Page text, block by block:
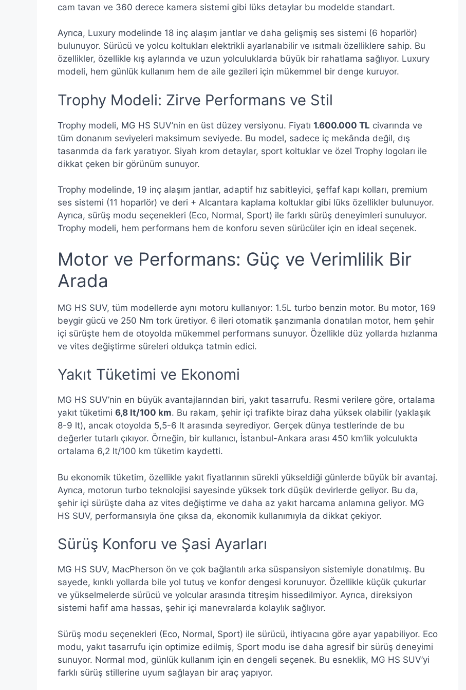
cam tavan ve 360 derece kamera sistemi gibi lüks detaylar bu modelde standart.
Ayrıca, Luxury modelinde 18 inç alaşım jantlar ve daha gelişmiş ses sistemi (6 hoparlör)
bulunuyor. Sürücü ve yolcu koltukları elektrikli ayarlanabilir ve ısıtmalı özelliklere sahip. Bu
özellikler, özellikle kış aylarında ve uzun yolculuklarda büyük bir rahatlama sağlıyor. Luxury
modeli, hem günlük kullanım hem de aile gezileri için mükemmel bir denge kuruyor.
Trophy Modeli: Zirve Performans ve Stil
Trophy modeli, MG HS SUV’nin en üst düzey versiyonu. Fiyatı 1.600.000 TL civarında ve
tüm donanım seviyeleri maksimum seviyede. Bu model, sadece iç mekânda değil, dış
tasarımda da fark yaratıyor. Siyah krom detaylar, sport koltuklar ve özel Trophy logoları ile
dikkat çeken bir görünüm sunuyor.
Trophy modelinde, 19 inç alaşım jantlar, adaptif hız sabitleyici, şeffaf kapı kolları, premium
ses sistemi (11 hoparlör) ve deri + Alcantara kaplama koltuklar gibi lüks özellikler bulunuyor.
Ayrıca, sürüş modu seçenekleri (Eco, Normal, Sport) ile farklı sürüş deneyimleri sunuluyor.
Trophy modeli, hem performans hem de konforu seven sürücüler için en ideal seçenek.
Motor ve Performans: Güç ve Verimlilik Bir
Arada
MG HS SUV, tüm modellerde aynı motoru kullanıyor: 1.5L turbo benzin motor. Bu motor, 169
beygir gücü ve 250 Nm tork üretiyor. 6 ileri otomatik şanzımanla donatılan motor, hem şehir
içi sürüşte hem de otoyolda mükemmel performans sunuyor. Özellikle düz yollarda hızlanma
ve vites değiştirme süreleri oldukça tatmin edici.
Yakıt Tüketimi ve Ekonomi
MG HS SUV’nin en büyük avantajlarından biri, yakıt tasarrufu. Resmi verilere göre, ortalama
yakıt tüketimi 6,8 lt/100 km. Bu rakam, şehir içi trafikte biraz daha yüksek olabilir (yaklaşık
8-9 lt), ancak otoyolda 5,5-6 lt arasında seyrediyor. Gerçek dünya testlerinde de bu
değerler tutarlı çıkıyor. Örneğin, bir kullanıcı, İstanbul-Ankara arası 450 km’lik yolculukta
ortalama 6,2 lt/100 km tüketim kaydetti.
Bu ekonomik tüketim, özellikle yakıt fiyatlarının sürekli yükseldiği günlerde büyük bir avantaj.
Ayrıca, motorun turbo teknolojisi sayesinde yüksek tork düşük devirlerde geliyor. Bu da,
şehir içi sürüşte daha az vites değiştirme ve daha az yakıt harcama anlamına geliyor. MG
HS SUV, performansıyla öne çıksa da, ekonomik kullanımıyla da dikkat çekiyor.
Sürüş Konforu ve Şasi Ayarları
MG HS SUV, MacPherson ön ve çok bağlantılı arka süspansiyon sistemiyle donatılmış. Bu
sayede, kırıklı yollarda bile yol tutuş ve konfor dengesi korunuyor. Özellikle küçük çukurlar
ve yükselmelerde sürücü ve yolcular arasında titreşim hissedilmiyor. Ayrıca, direksiyon
sistemi hafif ama hassas, şehir içi manevralarda kolaylık sağlıyor.
Sürüş modu seçenekleri (Eco, Normal, Sport) ile sürücü, ihtiyacına göre ayar yapabiliyor. Eco
modu, yakıt tasarrufu için optimize edilmiş, Sport modu ise daha agresif bir sürüş deneyimi
sunuyor. Normal mod, günlük kullanım için en dengeli seçenek. Bu esneklik, MG HS SUV’yi
farklı sürüş stillerine uyum sağlayan bir araç yapıyor.